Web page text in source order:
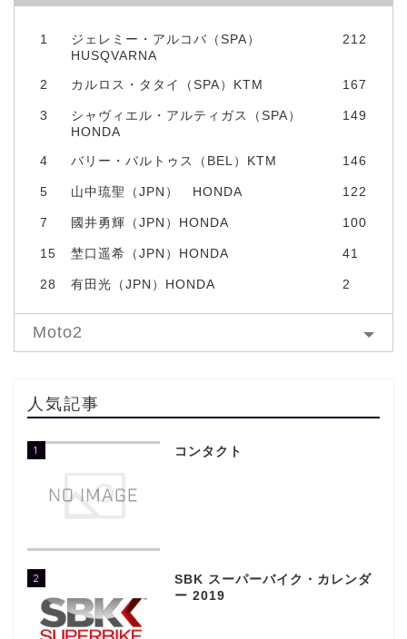
1
ジェレミー・アルコバ（SPA）
HUSQVARNA
212
2 カルロス・タタイ（SPA）KTM 167
3
シャヴィエル・アルティガス（SPA）
HONDA
149
4 バリー・バルトゥス（BEL）KTM 146
5 山中琉聖（JPN） HONDA 122
7 國井勇輝（JPN）HONDA 100
15 埜口遥希（JPN）HONDA 41
28 有田光（JPN）HONDA 2
Moto2
人気記事
1 コンタクト
2
SBK スーパーバイク・カレンダ
ー 2019